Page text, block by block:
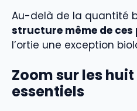
Au-delà de la quantité
structure même de ces
l’ortie une exception
Zoom sur les
essentiels